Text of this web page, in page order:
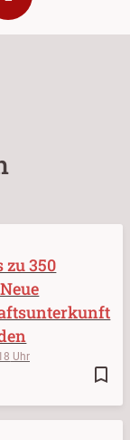
bookmark_border
zu 350